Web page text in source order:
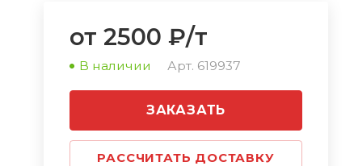
от 2500 ₽/т
В наличии Арт. 619937
ЗАКАЗАТЬ
РАССЧИТАТЬ ДОСТАВКУ